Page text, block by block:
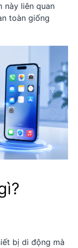
này liên quan
toàn giống
bị di động mà